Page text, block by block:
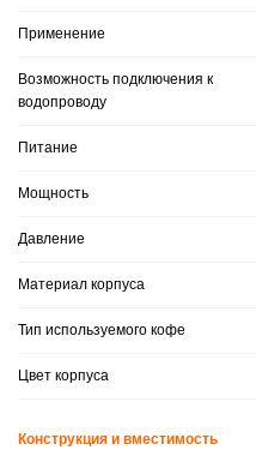
Применение
Возможность подключения к
водопроводу
Питание
Мощность
Давление
Материал корпуса
Тип используемого кофе
Цвет корпуса
Конструкция и вместимость